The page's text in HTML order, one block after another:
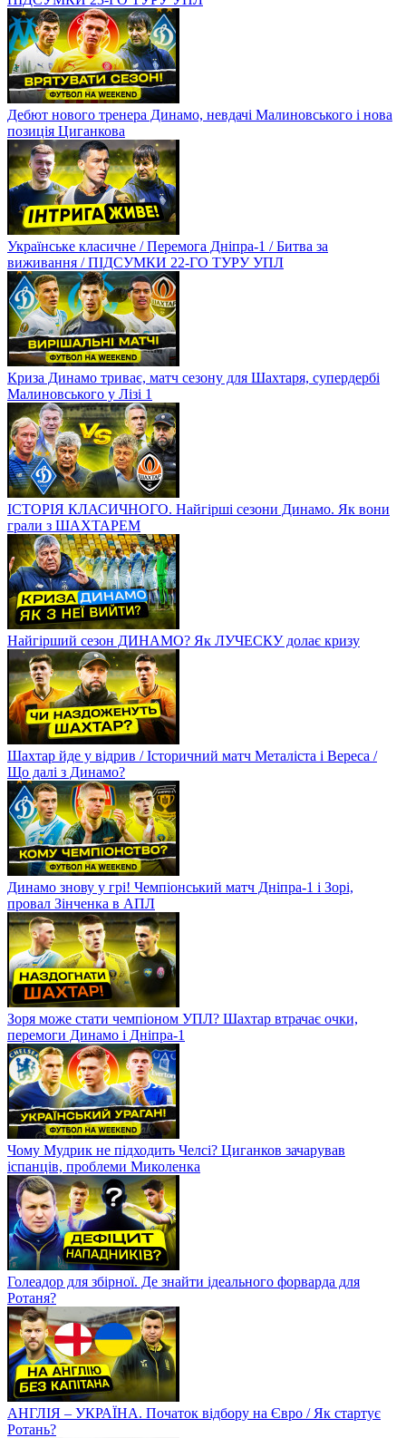
Дебют нового тренера Динамо, невдачі Малиновського і нова
позиція Циганкова
Українське класичне / Перемога Дніпра-1 / Битва за
виживання / ПІДСУМКИ 22-ГО ТУРУ УПЛ
Криза Динамо триває, матч сезону для Шахтаря, супердербі
Малиновського у Лізі 1
ІСТОРІЯ КЛАСИЧНОГО. Найгірші сезони Динамо. Як вони
грали з ШАХТАРЕМ
Найгірший сезон ДИНАМО? Як ЛУЧЕСКУ долає кризу
Шахтар йде у відрив / Історичний матч Металіста і Вереса /
Що далі з Динамо?
Динамо знову у грі! Чемпіонський матч Дніпра-1 і Зорі,
провал Зінченка в АПЛ
Зоря може стати чемпіоном УПЛ? Шахтар втрачає очки,
перемоги Динамо і Дніпра-1
Чому Мудрик не підходить Челсі? Циганков зачарував
іспанців, проблеми Миколенка
Голеадор для збірної. Де знайти ідеального форварда для
Ротаня?
АНГЛІЯ – УКРАЇНА. Початок відбору на Євро / Як стартує
Ротань?